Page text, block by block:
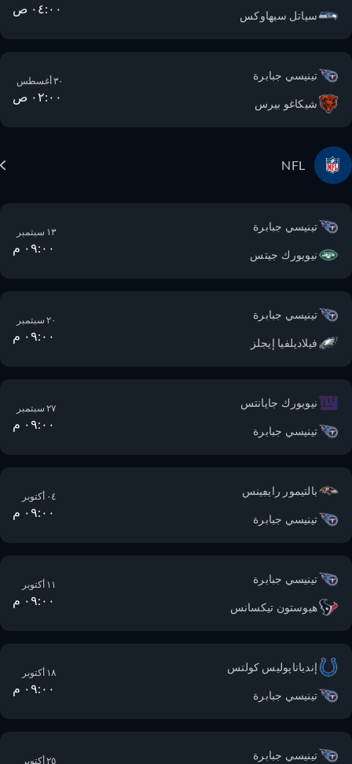
سياتل سيهاوكس ٠٤:٠٠ ص
تينيسي جبابرة
شيكاغو بيرس ٠٢:٠٠ ص
NFL
تينيسي جبابرة
نيويورك جيتس ٠٩:٠٠ م
تينيسي جبابرة
فيلاديلفيا إيجلز ٠٩:٠٠ م
نيويورك جايانتس
تينيسي جبابرة ٠٩:٠٠ م
بالتيمور رايڢينس
تينيسي جبابرة ٠٩:٠٠ م
تينيسي جبابرة
هيوستون تيكسانس ٠٩:٠٠ م
إندياناپوليس كولتس
تينيسي جبابرة ٠٩:٠٠ م
تينيسي جبابرة